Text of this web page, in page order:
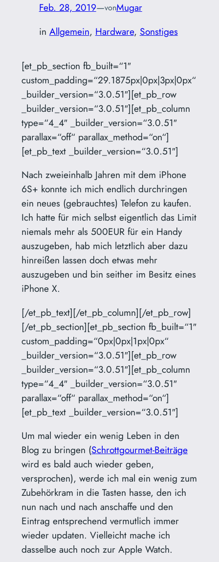
Feb. 28, 2019—vonMugar
in Allgemein, Hardware, Sonstiges
[et_pb_section fb_built=“1″
custom_padding=“29.1875px|0px|3px|0px“
_builder_version=“3.0.51″][et_pb_row
_builder_version=“3.0.51″][et_pb_column
type=“4_4″ _builder_version=“3.0.51″
parallax=“off“ parallax_method=“on“]
[et_pb_text _builder_version=“3.0.51″]
Nach zweieinhalb Jahren mit dem iPhone
6S+ konnte ich mich endlich durchringen
ein neues (gebrauchtes) Telefon zu kaufen.
Ich hatte für mich selbst eigentlich das Limit
niemals mehr als 500EUR für ein Handy
auszugeben, hab mich letztlich aber dazu
hinreißen lassen doch etwas mehr
auszugeben und bin seither im Besitz eines
iPhone X.
[/et_pb_text][/et_pb_column][/et_pb_row]
[/et_pb_section][et_pb_section fb_built=“1″
custom_padding=“0px|0px|1px|0px“
_builder_version=“3.0.51″][et_pb_row
_builder_version=“3.0.51″][et_pb_column
type=“4_4″ _builder_version=“3.0.51″
parallax=“off“ parallax_method=“on“]
[et_pb_text _builder_version=“3.0.51″]
Um mal wieder ein wenig Leben in den
Blog zu bringen (Schrottgourmet-Beiträge
wird es bald auch wieder geben,
versprochen), werde ich mal ein wenig zum
Zubehörkram in die Tasten hasse, den ich
nun nach und nach anschaffe und den
Eintrag entsprechend vermutlich immer
wieder updaten. Vielleicht mache ich
dasselbe auch noch zur Apple Watch.